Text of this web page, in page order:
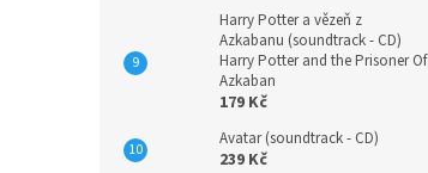
Harry Potter a vězeň z
Azkabanu (soundtrack - CD)
Harry Potter and the Prisoner Of
Azkaban
179 Kč
Avatar (soundtrack - CD)
239 Kč